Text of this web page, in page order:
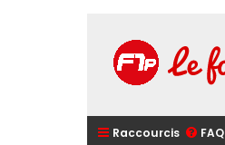
Raccourcis FAQ